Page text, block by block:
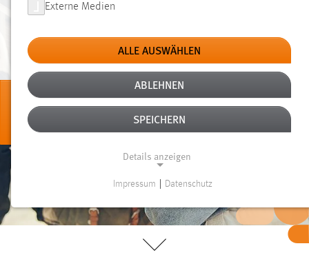
OTH AMBERG-WEIDEN
Infos zum
Studienstart
Externe Medien
ALLE AUSWÄHLEN
ABLEHNEN
SPEICHERN
Details anzeigen
Notwendige Cookies ermöglichen grundlegende
Impressum Datenschutz